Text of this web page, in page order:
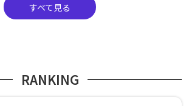
すべて見る
RANKING